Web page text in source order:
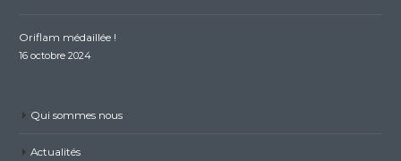
Oriflam médaillée !
16 octobre 2024
Qui sommes nous
Actualités